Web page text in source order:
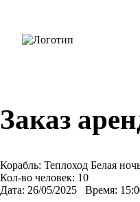
Заказ
Корабль: Теплоход Белая
Кол-во человек: 10
Дата: 26/05/2025 Время: